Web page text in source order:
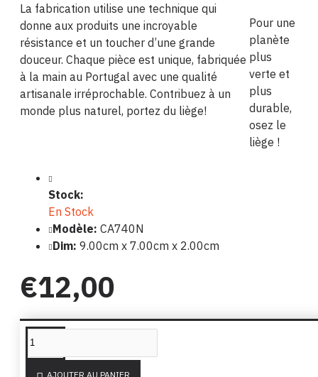
La fabrication utilise une technique qui
donne aux produits une incroyable
résistance et un toucher d’une grande
douceur. Chaque pièce est unique, fabriquée
à la main au Portugal avec une qualité
artisanale irréprochable. Contribuez à un
monde plus naturel, portez du liège!
Pour une
planète
plus
verte et
plus
durable,
osez le
liège !
Stock:
En Stock
Modèle: CA740N
Dim: 9.00cm x 7.00cm x 2.00cm
€12,00
AJOUTER AU PANIER
PRODUITS SIMILAIRES